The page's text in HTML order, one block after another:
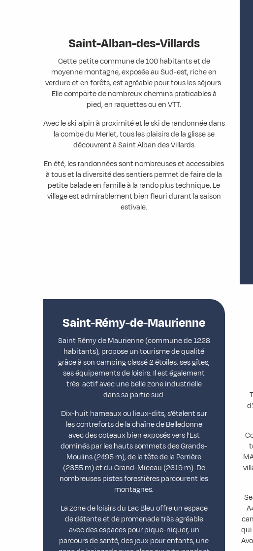
Saint-Alban-des-Villards
Cette petite commune de 100 habitants et de
moyenne montagne, exposée au Sud-est, riche en
verdure et en forêts, est agréable pour tous les séjours.
Elle comporte de nombreux chemins praticables à
pied, en raquettes ou en VTT.
Avec le ski alpin à proximité et le ski de randonnée dans
la combe du Merlet, tous les plaisirs de la glisse se
découvrent à Saint Alban des Villards
En été, les randonnées sont nombreuses et accessibles
à tous et la diversité des sentiers permet de faire de la
petite balade en famille à la rando plus technique. Le
village est admirablement bien fleuri durant la saison
estivale.
Saint-Rémy-de-Maurienne
Saint Rémy de Maurienne (commune de 1228
habitants), propose un tourisme de qualité
grâce à son camping classé 2 étoiles, ses gîtes,
ses équipements de loisirs. Il est également
très actif avec une belle zone industrielle
dans sa partie sud.
Dix-huit hameaux ou lieux-dits, s’étalent sur
les contreforts de la chaîne de Belledonne
avec des coteaux bien exposés vers l’Est
dominés par les hauts sommets des Grands-
Moulins (2495 m), de la tête de la Perrière
(2355 m) et du Grand-Miceau (2619 m). De
nombreuses pistes forestières parcourent les
montagnes.
La zone de loisirs du Lac Bleu offre un espace
de détente et de promenade très agréable
avec des espaces pour pique-niquer, un
parcours de santé, des jeux pour enfants, une
qui